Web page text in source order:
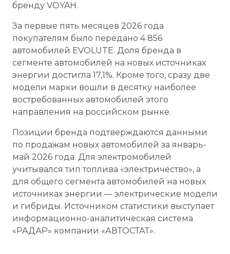
бренду VOYAH.
За первые пять месяцев 2026 года
покупателям было передано 4 856
автомобилей EVOLUTE. Доля бренда в
сегменте автомобилей на новых источниках
энергии достигла 17,1%. Кроме того, сразу две
модели марки вошли в десятку наиболее
востребованных автомобилей этого
направления на российском рынке.
Позиции бренда подтверждаются данными
по продажам новых автомобилей за январь-
май 2026 года. Для электромобилей
учитывался тип топлива «электричество», а
для общего сегмента автомобилей на новых
источниках энергии — электрические модели
и гибриды. Источником статистики выступает
информационно-аналитическая система
«РАДАР» компании «АВТОСТАТ».